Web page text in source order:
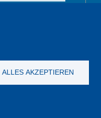
ALLES AKZEPTIEREN
GTC